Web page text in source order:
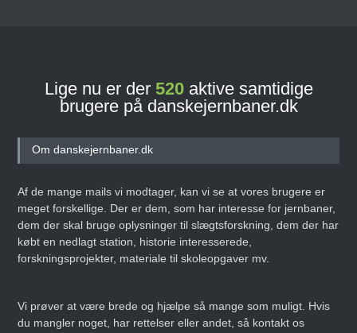
Lige nu er der 520aktive samtidige
brugere på danskejernbaner.dk
Om danskejernbaner.dk
Af de mange mails vi modtager, kan vi se at vores brugere er
meget forskellige. Der er dem, som har interesse for jernbaner,
dem der skal bruge oplysninger til slægtsforskning, dem der har
købt en nedlagt station, historie interesserede,
forskningsprojekter, materiale til skoleopgaver mv.
Vi prøver at være brede og hjælpe så mange som muligt. Hvis
du mangler noget, har rettelser eller andet, så kontakt os